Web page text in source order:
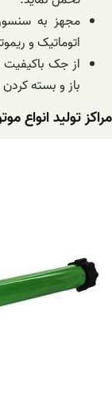
مجهز به
اتوماتیک و
از جک باکیفیت
باز و بسته
مراکز تولید انواع